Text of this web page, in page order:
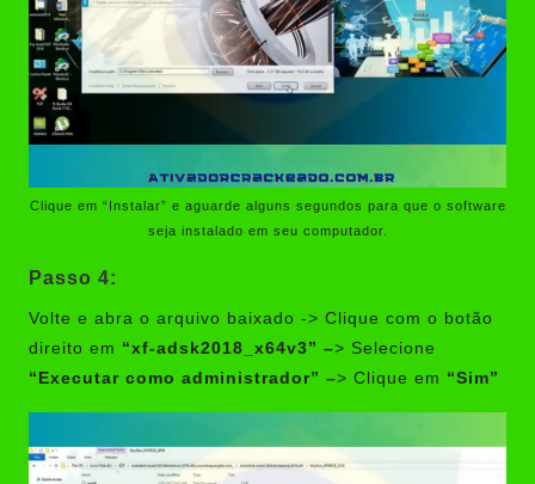
Clique em “Instalar” e aguarde alguns segundos para que o software
seja instalado em seu computador.
Passo 4:
Volte e abra o arquivo baixado -> Clique com o botão
direito em “xf-adsk2018_x64v3” –> Selecione
“Executar como administrador” –> Clique em “Sim”